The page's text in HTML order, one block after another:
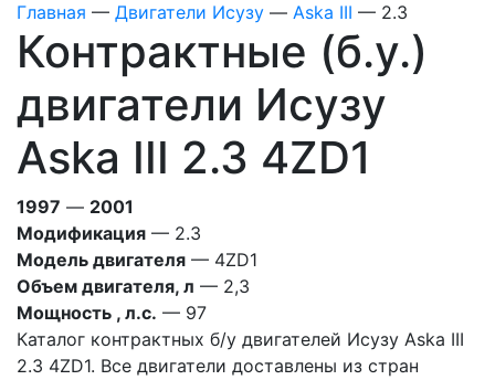
Главная — Двигатели Исузу — Aska III — 2.3
Контрактные (б.у.)
двигатели Исузу
Aska III 2.3 4ZD1
1997 — 2001
Модификация — 2.3
Модель двигателя — 4ZD1
Объем двигателя, л — 2,3
Мощность , л.с. — 97
Каталог контрактных б/у двигателей Исузу Aska III
2.3 4ZD1. Все двигатели доставлены из стран